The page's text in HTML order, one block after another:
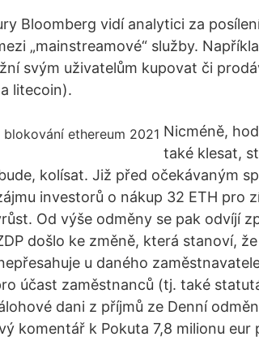
Bloomberg vidí analytici za
„mainstreamové“ služby.
svým uživatelům kupovat či
litecoin).
Nicméně,
také klesat,
kolísat. Již před očekávaným
investorů o nákup 32 ETH pro
Od výše odměny se pak odvíjí
došlo ke změně, která stanoví,
u daného
účast zaměstnanců (tj. také
dani z příjmů ze Denní
komentář k Pokuta 7,8 milionu